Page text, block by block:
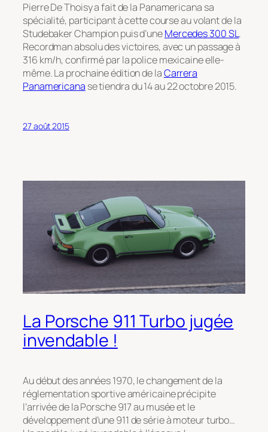
Pierre De Thoisy a fait de la Panamericana sa
spécialité, participant à cette course au volant de la
Studebaker Champion puis d’uneMercedes 300 SL.
Recordman absolu des victoires, avec un passage à
316 km/h, confirmé par la police mexicaine elle-
même. La prochaine édition de laCarrera
Panamericana se tiendra du 14 au 22 octobre 2015.
27 août 2015
La Porsche 911 Turbo jugée
invendable !
Au début des années 1970, le changement de la
réglementation sportive américaine précipite
l’arrivée de la Porsche 917 au musée et le
développement d’une 911 de série à moteur turbo…